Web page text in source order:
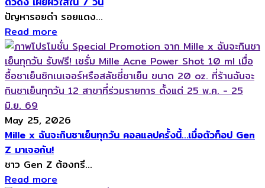
ปัญหารอยดำ รอยแดง...
Read more
May 25, 2026
Mille x ฉันจะกินชาเย็นทุกวัน คอลแลปครั้งนี้…เมื่อตัวท็อป Gen
Z มาเจอกัน!
ชาว Gen Z ต้องกรี...
Read more